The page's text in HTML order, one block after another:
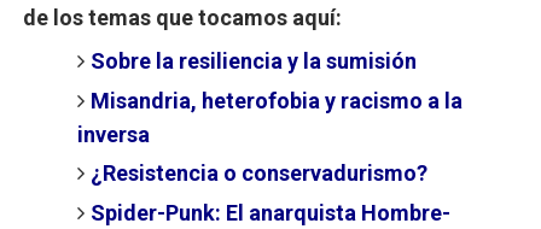
de los temas que tocamos aquí:
Sobre la resiliencia y la sumisión
Misandria, heterofobia y racismo a la
inversa
¿Resistencia o conservadurismo?
Spider-Punk: El anarquista Hombre-